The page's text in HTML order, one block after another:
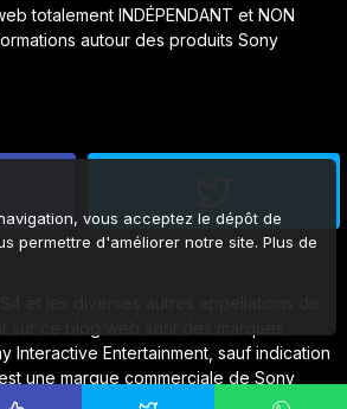
totalement INDÉPENDANT et NON
autour des produits Sony
et les diverses autres appellations de
sur ce blog web sont des marques
Interactive Entertainment, sauf indication
une marque commerciale de Sony
vous acceptez le dépôt de
permettre d'améliorer notre site. Plus de